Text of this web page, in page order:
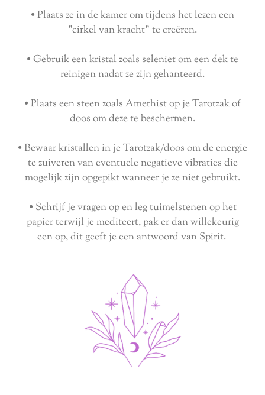
• Plaats ze in de kamer om tijdens het lezen een
"cirkel van kracht" te creëren.
• Gebruik een kristal zoals seleniet om een dek te
reinigen nadat ze zijn gehanteerd.
• Plaats een steen zoals Amethist op je Tarotzak of
doos om deze te beschermen.
• Bewaar kristallen in je Tarotzak/doos om de energie
te zuiveren van eventuele negatieve vibraties die
mogelijk zijn opgepikt wanneer je ze niet gebruikt.
• Schrijf je vragen op en leg tuimelstenen op het
papier terwijl je mediteert, pak er dan willekeurig
een op, dit geeft je een antwoord van Spirit.